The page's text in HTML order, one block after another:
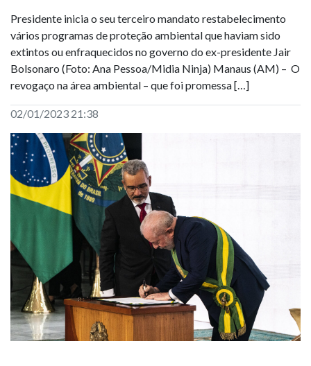
Presidente inicia o seu terceiro mandato restabelecimento
vários programas de proteção ambiental que haviam sido
extintos ou enfraquecidos no governo do ex-presidente Jair
Bolsonaro (Foto: Ana Pessoa/Midia Ninja) Manaus (AM) – O
revogaço na área ambiental – que foi promessa […]
02/01/2023 21:38